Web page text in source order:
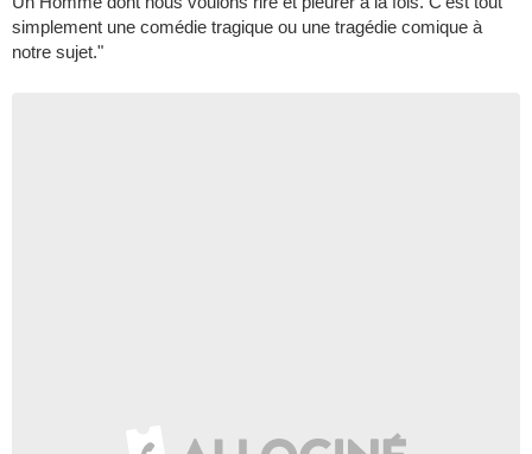
simplement une comédie tragique ou une tragédie comique à
notre sujet."